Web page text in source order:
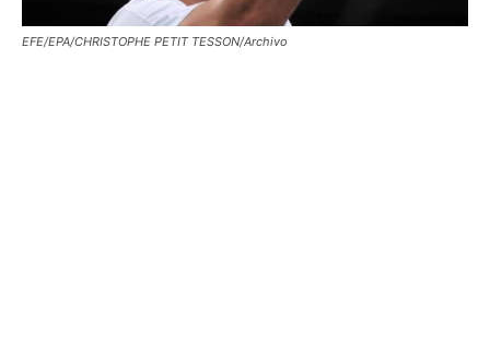
EFE/EPA/CHRISTOPHE PETIT TESSON/Archivo